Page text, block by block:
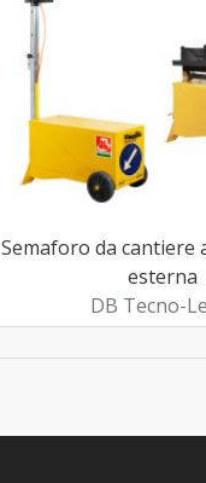
Semaforo da cantiere
esterna
DB Tecno-